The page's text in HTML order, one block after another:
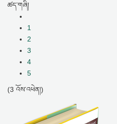
ཚད་གཞི།
1
2
3
4
5
(3 འོས་འཕེན།)